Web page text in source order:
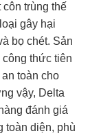
côn trùng thế
gây hại
bọ chét. Sản
thức tiên
toàn cho
vậy, Delta
đánh giá
toàn diện, phù